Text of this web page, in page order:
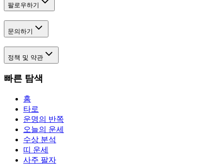
팔로우하기
문의하기
정책 및 약관
빠른 탐색
홈
타로
운명의 반쪽
오늘의 운세
수상 분석
띠 운세
사주 팔자